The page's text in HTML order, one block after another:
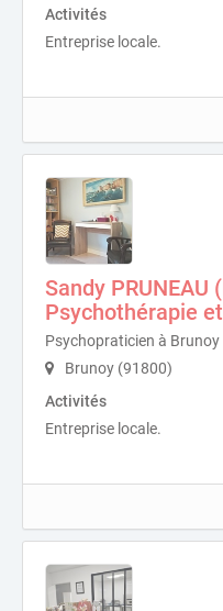
Activités
Entreprise locale.
Sandy PRUNEAU
Psychothérapie
Psychopraticien à Brunoy
Brunoy (91800)
Activités
Entreprise locale.